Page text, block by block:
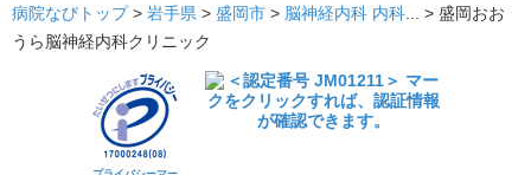
病院なびトップ> 岩手県 > 盛岡市 > 脳神経内科 内科 ... > 盛岡おお
うら脳神経内科クリニック